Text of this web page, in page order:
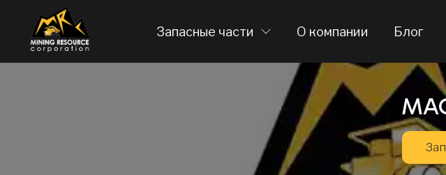
Запасные части О компании Блог